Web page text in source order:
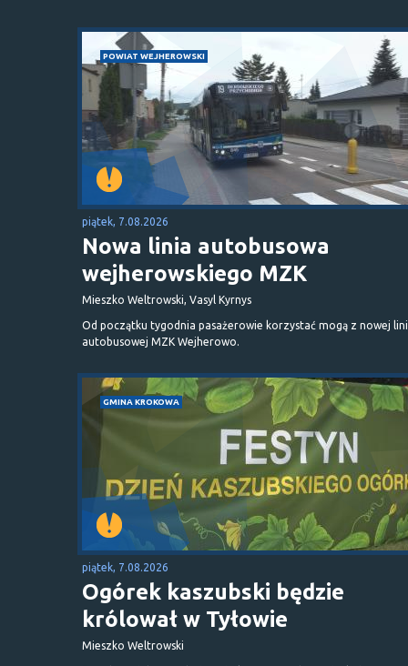
POWIAT WEJHEROWSKI
piątek, 7.08.2026
Nowa linia autobusowa
wejherowskiego MZK
Mieszko Weltrowski, Vasyl Kyrnys
Od początku tygodnia pasażerowie korzystać mogą z nowej
autobusowej MZK Wejherowo.
GMINA KROKOWA
piątek, 7.08.2026
Ogórek kaszubski będzie
królował w Tyłowie
Mieszko Weltrowski